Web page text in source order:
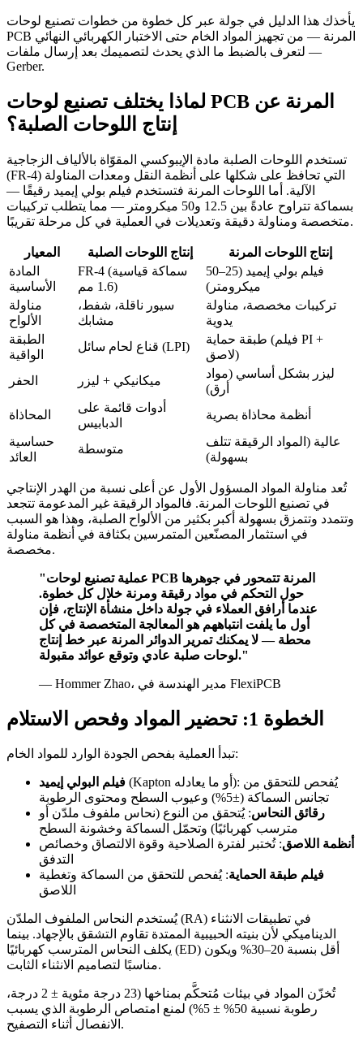
يأخذك هذا الدليل في جولة عبر كل خطوة من خطوات تصنيع لوحات
PCB المرنة — من تجهيز المواد الخام حتى الاختبار الكهربائي النهائي
— لتعرف بالضبط ما الذي يحدث لتصميمك بعد إرسال ملفات
Gerber.
لماذا يختلف تصنيع لوحات PCB المرنة عن
إنتاج اللوحات الصلبة؟
تستخدم اللوحات الصلبة مادة الإيبوكسي المقوّاة بالألياف الزجاجية
(FR-4) التي تحافظ على شكلها على أنظمة النقل ومعدات المناولة
الآلية. أما اللوحات المرنة فتستخدم فيلم بولي إيميد رقيقًا —
بسماكة تتراوح عادةً بين 12.5 و50 ميكرومتر — مما يتطلب تركيبات
متخصصة ومناولة دقيقة وتعديلات في العملية في كل مرحلة تقريبًا.
المعيار إنتاج اللوحات الصلبة
إنتاج اللوحات المرنة
المادة
الأساسية
FR-4 (سماكة قياسية
1.6 مم)
فيلم بولي إيميد (25–50
ميكرومتر)
مناولة
الألواح
سيور ناقلة، شفط،
مشابك
تركيبات مخصصة، مناولة
يدوية
الطبقة
الواقية
قناع لحام سائل (LPI)
طبقة حماية (فيلم PI +
لاصق)
الحفر
ميكانيكي + ليزر
ليزر بشكل أساسي (مواد
أرق)
المحاذاة
أدوات قائمة على
الدبابيس
أنظمة محاذاة بصرية
حساسية
العائد
متوسطة
عالية (المواد الرقيقة تتلف
بسهولة)
تُعد مناولة المواد المسؤول الأول عن أعلى نسبة من الهدر الإنتاجي
في تصنيع اللوحات المرنة. فالمواد الرقيقة غير المدعومة تتجعد
وتتمدد وتتمزق بسهولة أكبر بكثير من الألواح الصلبة، وهذا هو السبب
في استثمار المصنّعين المتمرسين بكثافة في أنظمة مناولة
مخصصة.
"عملية تصنيع لوحات PCB المرنة تتمحور في جوهرها
حول التحكم في مواد رقيقة ومرنة خلال كل خطوة.
عندما أرافق العملاء في جولة داخل منشأة الإنتاج، فإن
أول ما يلفت انتباههم هو المعالجة المتخصصة في كل
محطة — لا يمكنك تمرير الدوائر المرنة عبر خط إنتاج
لوحات صلبة عادي وتوقع عوائد مقبولة."
— Hommer Zhao، مدير الهندسة في FlexiPCB
الخطوة 1: تحضير المواد وفحص الاستلام
تبدأ العملية بفحص الجودة الوارد للمواد الخام:
فيلم البولي إيميد (Kapton أو ما يعادله): يُفحص للتحقق من
تجانس السماكة (±5%) وعيوب السطح ومحتوى الرطوبة
رقائق النحاس: يُتحقق من النوع (نحاس ملفوف ملدّن أو
مترسب كهربائيًا) وتحمّل السماكة وخشونة السطح
أنظمة اللاصق: تُختبر لفترة الصلاحية وقوة الالتصاق وخصائص
التدفق
فيلم طبقة الحماية: يُفحص للتحقق من السماكة وتغطية
اللاصق
يُستخدم النحاس الملفوف الملدّن (RA) في تطبيقات الانثناء
الديناميكي لأن بنيته الحبيبية الممتدة تقاوم التشقق بالإجهاد. بينما
يكلف النحاس المترسب كهربائيًا (ED) أقل بنسبة 20–30% ويكون
مناسبًا لتصاميم الانثناء الثابت.
تُخزّن المواد في بيئات مُتحكَّم بمناخها (23 درجة مئوية ± 2 درجة،
رطوبة نسبية 50% ± 5%) لمنع امتصاص الرطوبة الذي يسبب
الانفصال أثناء التصفيح.